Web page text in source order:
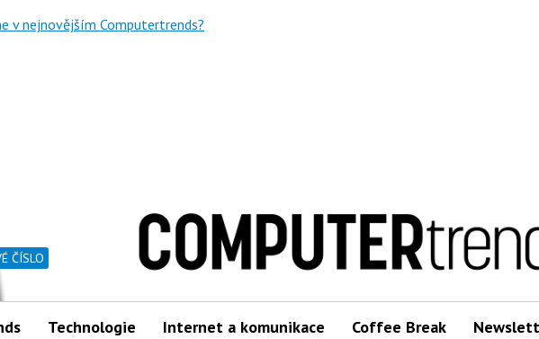
ČÍSLO
Technologie Internet a komunikace Coffee Break
v nejnovějším Computertrends?